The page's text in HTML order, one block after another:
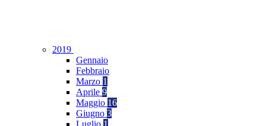
2019
Gennaio
Febbraio
Marzo 1
Aprile 9
Maggio 16
Giugno 3